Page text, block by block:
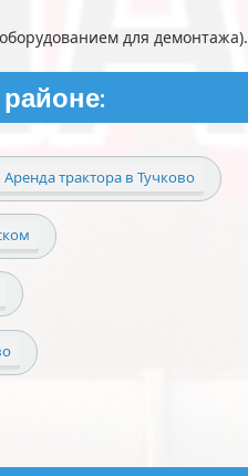
для демонтажа).
Аренда трактора в Тучково